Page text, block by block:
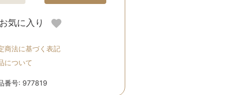
お気に入り
商法に基づく表記
について
番号: 977819